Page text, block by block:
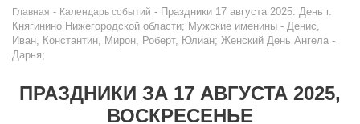
Главная - Календарь событий - Праздники 17 августа 2025: День г.
Княгинино Нижегородской области; Мужские именины - Денис,
Иван, Константин, Мирон, Роберт, Юлиан; Женский День Ангела -
Дарья;
ПРАЗДНИКИ ЗА 17 АВГУСТА 2025,
ВОСКРЕСЕНЬЕ